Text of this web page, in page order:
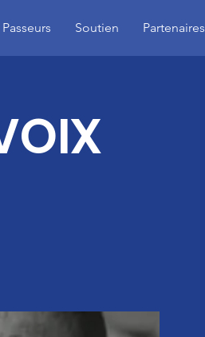
Soutien Partenaires